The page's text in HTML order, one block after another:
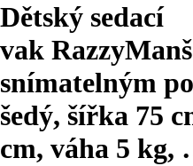
Dětský sedací
vak Razzy
snímatelným
šedý, šířka 75
cm, váha 5 kg,